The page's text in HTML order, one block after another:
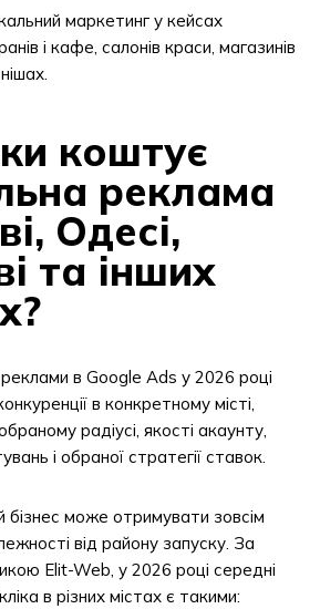
маркетинг у кейсах
і кафе, салонів краси, магазинів
коштує
реклама
Одесі,
та інших
в Google Ads у 2026 році
в конкретному місті,
радіусі, якості акаунту,
і обраної стратегії ставок.
може отримувати зовсім
від району запуску. За
Elit-Web, у 2026 році середні
в різних містах є такими: